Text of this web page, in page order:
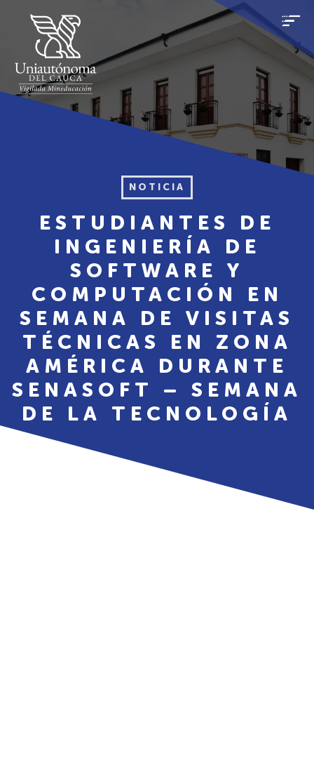
NOTICIA
ESTUDIANTES DE
INGENIERÍA DE
SOFTWARE Y
COMPUTACIÓN EN
SEMANA DE VISITAS
TÉCNICAS EN ZONA
AMÉRICA DURANTE
SENASOFT – SEMANA
DE LA TECNOLOGÍA